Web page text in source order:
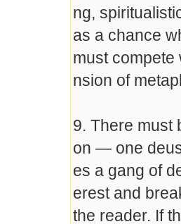
ng,
as a chance
must compete
nsion of
9. There must
on — one
es a gang of
erest and
the reader. If